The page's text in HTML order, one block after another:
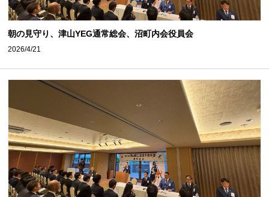
朝の見守り、津山YEG通常総会、沼町内会役員会
2026/4/21